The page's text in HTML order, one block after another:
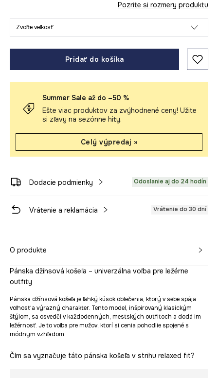
Pozrite si rozmery produktu
Zvoľte veľkosť
Pridať do košíka
Summer Sale až do –50 %
Ešte viac produktov za zvýhodnené ceny! Užite
si zľavy na sezónne hity.
Celý výpredaj »
Dodacie podmienky Odoslanie aj do 24 hodín
Vrátenie a reklamácia Vrátenie do 30 dní
O produkte
Pánska džínsová košeľa – univerzálna voľba pre ležérne
outfity
Pánska džínsová košeľa je ľahký kúsok oblečenia, ktorý v sebe spája
voľnosť a výrazný charakter. Tento model, inšpirovaný klasickým
štýlom, sa osvedčí v každodenných, mestských outfitoch a dodá im
ležérnosť. Je to voľba pre mužov, ktorí si cenia pohodlie spojené s
módnym vzhľadom.
Čím sa vyznačuje táto pánska košeľa v strihu relaxed fit?